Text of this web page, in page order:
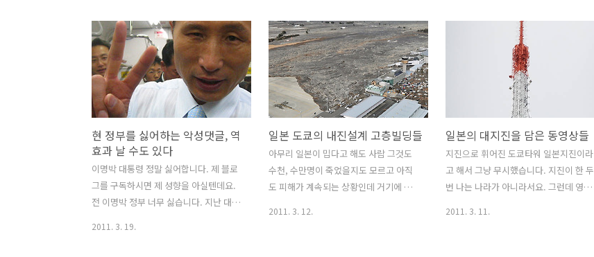
폭우에 멍하니 하늘만 봤습니다 어제는
잠깐 울다가 폭우에 놀란 매미가 방충망
에서 비를 오후내내 피하기도 했습니다.
가끔 방충망에 매미가 붙긴 하는데 제가
다가가면 도망갑니다. 그러나 비가 엄청
나게 와서 그런지 제가 쳐다봐도 카메라
로 사진을 찍어도 움직이지 않네요 곤충
도 사리판단을 잘 하나 봅니다. 그렇지 않
아도 어제 오늘 잠자리가 폭우속에서도
날개짓을 하는데 측은심이 들더군요. 요
즘 서울에 해뜬 적이 거의 없죠. 지난주 목
요일에 해가 뜬 이후 계속 흐리고 비가 옵
많지만 영국은 수제 자동차도 많은 나라
라서 기묘하고 신기한 자동차도 많고 브
랜드도 많습니다. 재규어 자동차를 보면
007이 자동적으로 떠오릅니다. 재규어의
역사 재규어는 1922년 스왈로우 사이드
카로 출발해서 2차대전 후 크게 성장합니
다. 50년대 초에 르망24 레이싱에 XK시리
즈로 참여했고 5회 우승을 합니다. 1968
년 창시잔의 디자인 철학이 담기고 성능
과 세련미가 집약된 XJ6 설룬이 나옵니
다. 이후 현재 재규어의 플래그쉽 모델이
니는 듯 하네요 일본의 방사능이 한국에
올려면 지구를 한바퀴 돌와서 와야 한다
고 떠들던게 정부였는데 강원도에서 방사
능이 검출되었다고 하죠? 뭐 뉴스를 보니
바람이 북극쪽을 돌아서 다시 한반도로
내려왔다는 소리를 하던데요. 바람이 콘
트롤이 좋은가 봅니다. 강한 훅으로 강원
도만 할퀴고 지나갈수가 있나요? 그것보
다 일본에서 서쪽으로 바람이 불어서 강
원도에 도착했다고 하는게 더 일리가 있
어 보입니다 그래도 과학자들은 정치인들
국의 시스템을 보면 꼭 ..
현 정부를 싫어하는 악성댓글, 역
효과 날 수도 있다
이명박 대통령 정말 싫어합니다. 제 블로
그를 구독하시면 제 성향을 아실텐데요.
전 이명박 정부 너무 싫습니다. 지난 대통
2011. 3. 19.
일본 도쿄의 내진설계 고층빌딩들
아무리 일본이 밉다고 해도 사람 그것도
수천, 수만명이 죽었을지도 모르고 아직
도 피해가 계속되는 상황인데 거기에 대
2011. 3. 12.
일본의 대지진을 담은 동영상들
지진으로 휘어진 도쿄타워 일본지진이라
고 해서 그냥 무시했습니다. 지진이 한 두
번 나는 나라가 아니라서요. 그런데 영상
2011. 3. 11.